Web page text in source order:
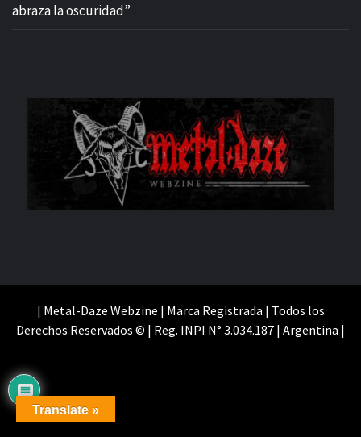
abraza la oscuridad”
| Metal-Daze Webzine | Marca Registrada | Todos los
Derechos Reservados © | Reg. INPI N° 3.034.187 | Argentina |
Translate »